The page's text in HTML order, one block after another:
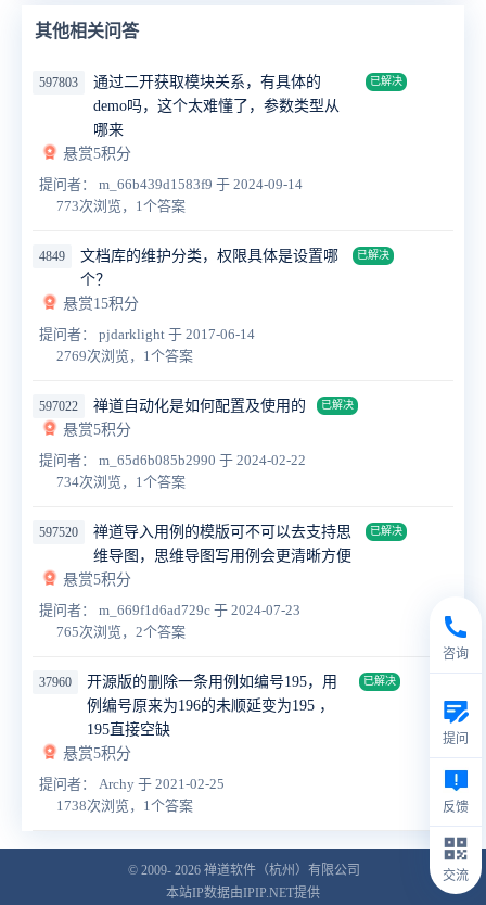
其他相关问答
597803
通过二开获取模块关系，有具体的
demo吗，这个太难懂了，参数类型从
哪来
已解决
悬赏5积分
提问者： m_66b439d1583f9 于 2024-09-14
773次浏览，1个答案
4849
文档库的维护分类，权限具体是设置哪
个？
已解决
悬赏15积分
提问者： pjdarklight 于 2017-06-14
2769次浏览，1个答案
597022 禅道自动化是如何配置及使用的 已解决
悬赏5积分
提问者： m_65d6b085b2990 于 2024-02-22
734次浏览，1个答案
597520
禅道导入用例的模版可不可以去支持思
维导图，思维导图写用例会更清晰方便
已解决
悬赏5积分
提问者： m_669f1d6ad729c 于 2024-07-23
765次浏览，2个答案
37960
开源版的删除一条用例如编号195，用
例编号原来为196的未顺延变为195 ，
195直接空缺
已解决
悬赏5积分
提问者： Archy 于 2021-02-25
1738次浏览，1个答案
© 2009- 2026 禅道软件（杭州）有限公司
本站IP数据由IPIP.NET提供
咨询
提问
反馈
交流